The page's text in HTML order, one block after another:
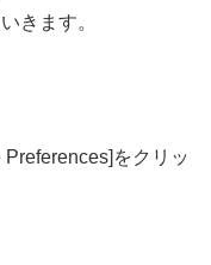
きます。
Preferences]をクリッ